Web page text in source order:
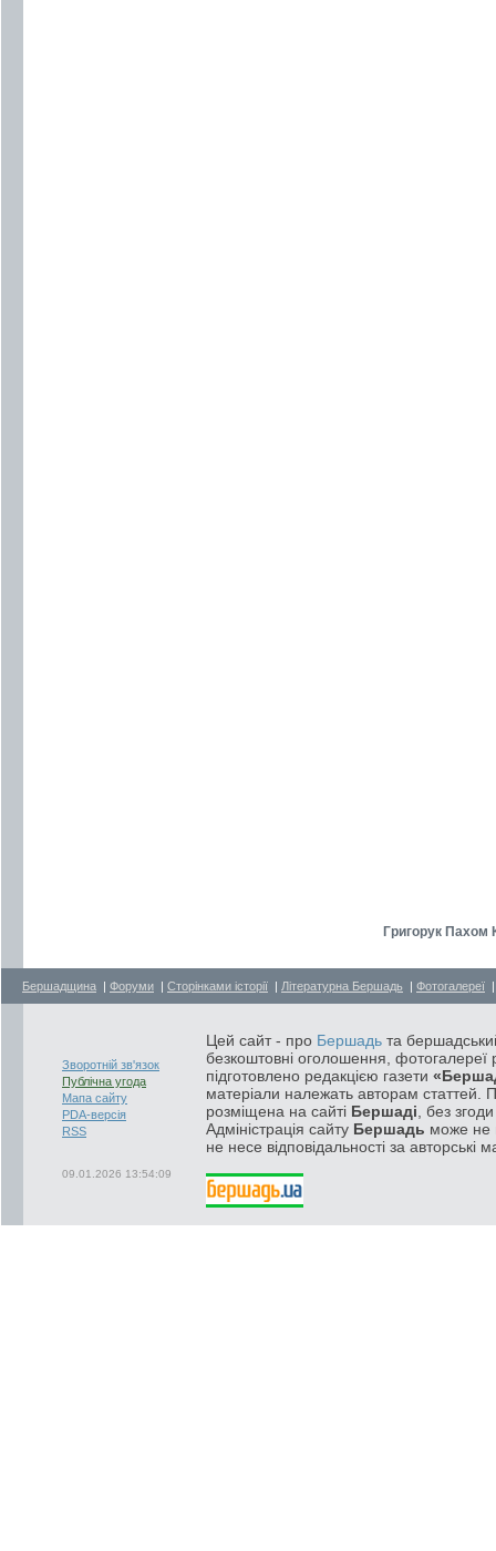
Григорук Пахом
Бершадщина | Форуми | Сторінками історії | Літературна Бершадь | Фотогалереї
Зворотній зв'язок
Публічна угода
Мапа сайту
PDA-версія
RSS
09.01.2026 13:54:09
Цей сайт - про Бершадь та
безкоштовні оголошення, фотогалереї
підготовлено редакцією газети
матеріали належать авторам статтей.
розміщена на сайті Бершаді , без
Адміністрація сайту Бершадь може не
не несе відповідальності за авторські